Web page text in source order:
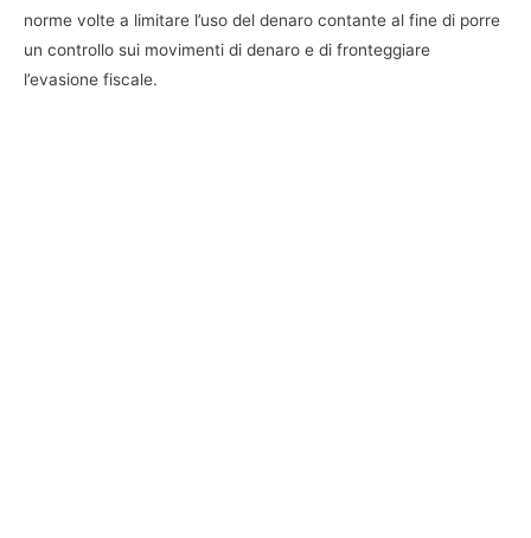
norme volte a limitare l’uso del denaro contante al fine di porre
un controllo sui movimenti di denaro e di fronteggiare
l’evasione fiscale.